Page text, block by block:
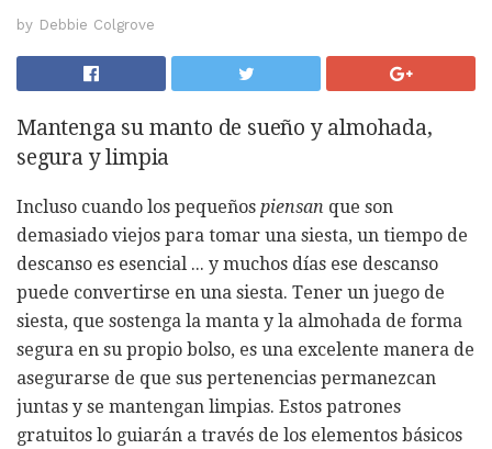
by Debbie Colgrove
Mantenga su manto de sueño y almohada,
segura y limpia
Incluso cuando los pequeños piensan que son
demasiado viejos para tomar una siesta, un tiempo de
descanso es esencial ... y muchos días ese descanso
puede convertirse en una siesta. Tener un juego de
siesta, que sostenga la manta y la almohada de forma
segura en su propio bolso, es una excelente manera de
asegurarse de que sus pertenencias permanezcan
juntas y se mantengan limpias. Estos patrones
gratuitos lo guiarán a través de los elementos básicos